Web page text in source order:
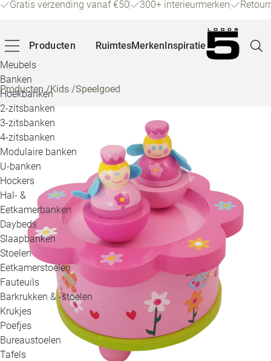
Gratis verzending vanaf €50 300+ interieurmerken
Producten
Meubels
Banken
Hoekbanken
2-zitsbanken
3-zitsbanken
4-zitsbanken
Modulaire banken
U-banken
Hockers
Hal- &
Eetkamerbanken
Daybeds
Slaapbanken
Stoelen
Eetkamerstoelen
Fauteuils
Barkrukken & -stoelen
Krukjes
Poefjes
Bureaustoelen
Tafels
RuimtesMerkenInspiratie
Producten/Kids /Speelgoed